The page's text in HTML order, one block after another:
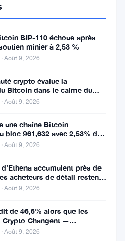
BIP-110 échoue après
minier à 2,53 %
Août 9, 2026
crypto évalue la
Bitcoin dans le calme du
Août 9, 2026
une chaîne Bitcoin
bloc 961,632 avec 2,53% de
Août 9, 2026
accumulent près de
acheteurs de détail restent
Août 9, 2026
de 46,6% alors que les
Crypto Changent —
9 Août
Août 9, 2026